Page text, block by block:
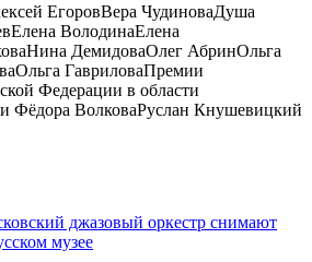
ЕгоровВера ЧудиноваДуша
Елена ВолодинаЕлена
Нина ДемидоваОлег АбринОльга
Ольга ГавриловаПремии
Федерации в области
Фёдора ВолковаРуслан Кнушевицкий